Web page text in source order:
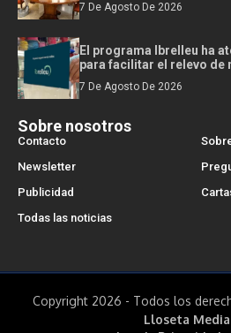
7 De Agosto De 2026
El programa Ibrelleu ha
para facilitar el relevo de
7 De Agosto De 2026
Sobre nosotros
Contacto
Newsletter
Publicidad
Todas las noticias
Copyright 2026 - Todos los
Lloseta Media